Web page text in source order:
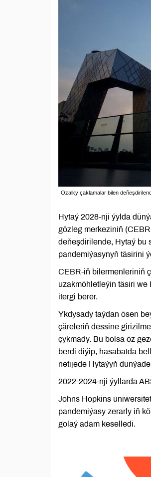
Ozalky çaklamalar bilen
Hytaý 2028-nji ýylda
gözleg merkeziniň
deňeşdirilende, Hytaý bu
pandemiýasynyň täsirini
CEBR-iň bilermenleriniň
uzakmöhletleýin täsiri we
itergi berer.
Ykdysady taýdan ösen
çäreleriň dessine
çykmady. Bu bolsa öz
berdi diýip, hasabatda
netijede Hytaýyň
2022-2024-nji ýyllarda
Johns Hopkins
pandemiýasy zerarly iň
golaý adam keselledi.